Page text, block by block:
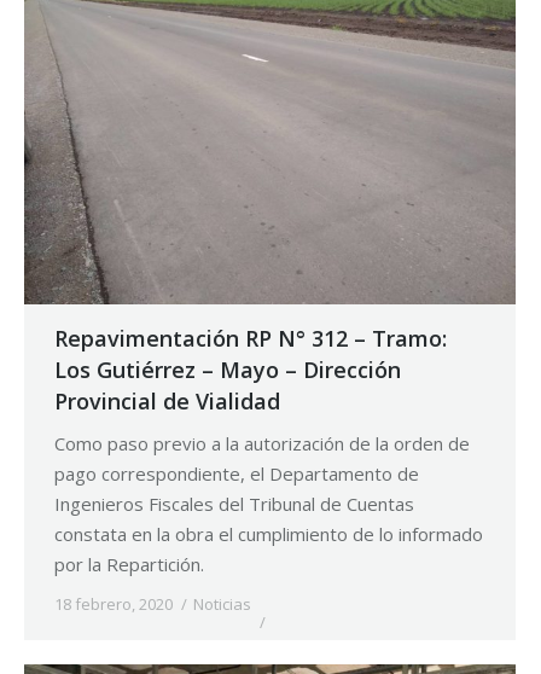
Repavimentación RP N° 312 – Tramo:
Los Gutiérrez – Mayo – Dirección
Provincial de Vialidad
Como paso previo a la autorización de la orden de
pago correspondiente, el Departamento de
Ingenieros Fiscales del Tribunal de Cuentas
constata en la obra el cumplimiento de lo informado
por la Repartición.
18 febrero, 2020 Noticias